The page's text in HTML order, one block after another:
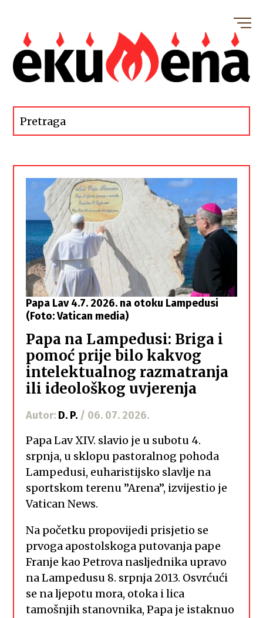
Papa Lav 4.7. 2026. na otoku Lampedusi
(Foto: Vatican media)
Papa na Lampedusi: Briga i
pomoć prije bilo kakvog
intelektualnog razmatranja
ili ideološkog uvjerenja
Autor: D. P. / 06. 07. 2026.
Papa Lav XIV. slavio je u subotu 4.
srpnja, u sklopu pastoralnog pohoda
Lampedusi, euharistijsko slavlje na
sportskom terenu ”Arena”, izvijestio je
Vatican News.
Na početku propovijedi prisjetio se
prvoga apostolskoga putovanja pape
Franje kao Petrova nasljednika upravo
na Lampedusu 8. srpnja 2013. Osvrćući
se na ljepotu mora, otoka i lica
tamošnjih stanovnika, Papa je istaknuo